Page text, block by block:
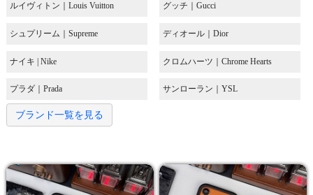
ルイヴィトン｜Louis Vuitton グッチ｜Gucci
シュプリーム｜Supreme ディオール｜Dior
ナイキ | Nike クロムハーツ｜Chrome Hearts
プラダ｜Prada サンローラン｜YSL
ブランド一覧を見る